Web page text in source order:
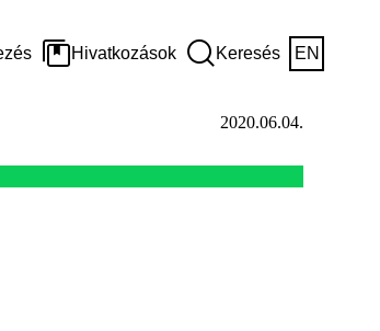
Hivatkozások Keresés EN
2020.06.04.